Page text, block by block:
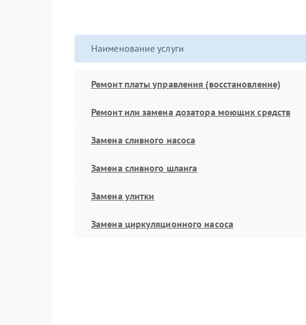
Наименование услуги
Ремонт платы управления (восстановление)
Ремонт или замена дозатора моющих средств
Замена сливного насоса
Замена сливного шланга
Замена улитки
Замена циркуляционного насоса